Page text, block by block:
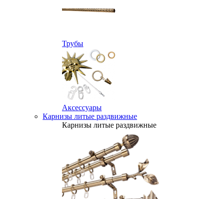
Трубы
Аксессуары
Карнизы литые раздвижные
Карнизы литые раздвижные